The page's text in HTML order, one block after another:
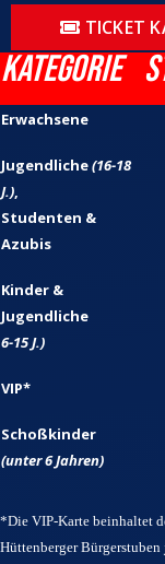
TICKET
Kategorie
Erwachsene
Jugendliche(16-18
J.),
Studenten &
Azubis
Kinder &
Jugendliche
6-15 J.)
VIP*
Schoßkinder
(unter 6 Jahren)
*Die VIP-Karte beinhaltet
Hüttenberger Bürgerstuben